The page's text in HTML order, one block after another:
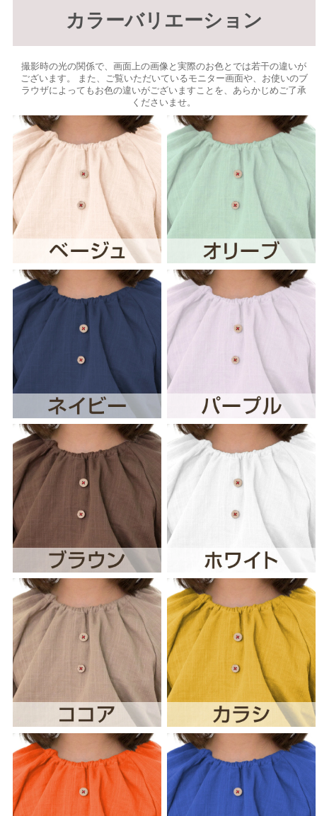
カラーバリエーション
撮影時の光の関係で、画面上の画像と実際のお色とでは若干の違いが
ございます。 また、ご覧いただいているモニター画面や、お使いのブ
ラウザによってもお色の違いがございますことを、あらかじめご了承
くださいませ。